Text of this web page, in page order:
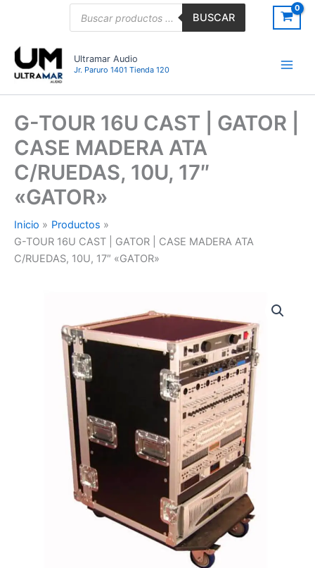
BUSCAR
Ultramar Audio
Jr. Paruro 1401 Tienda 120
G-TOUR 16U CAST | GATOR |
CASE MADERA ATA
C/RUEDAS, 10U, 17″
«GATOR»
Inicio
Productos
G-TOUR 16U CAST | GATOR | CASE MADERA ATA
C/RUEDAS, 10U, 17″ «GATOR»